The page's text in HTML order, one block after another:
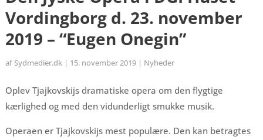
Vordingborg d. 23. november
2019 – “Eugen Onegin”
af Sydmedier.dk| 15. november 2019| Nyheder
Oplev Tjajkovskijs dramatiske opera om den flygtige
kærlighed og med den vidunderligt smukke musik.
Operaen er Tjajkovskijs mest populære. Den kan betragtes